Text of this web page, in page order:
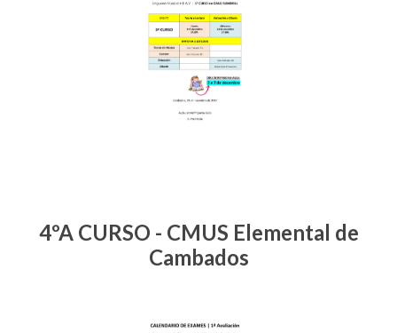
4ºA CURSO - CMUS Elemental de
Cambados